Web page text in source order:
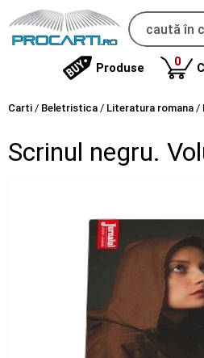
Produse 0
Carti / Beletristica / Literatura romana /
Scrinul negru.